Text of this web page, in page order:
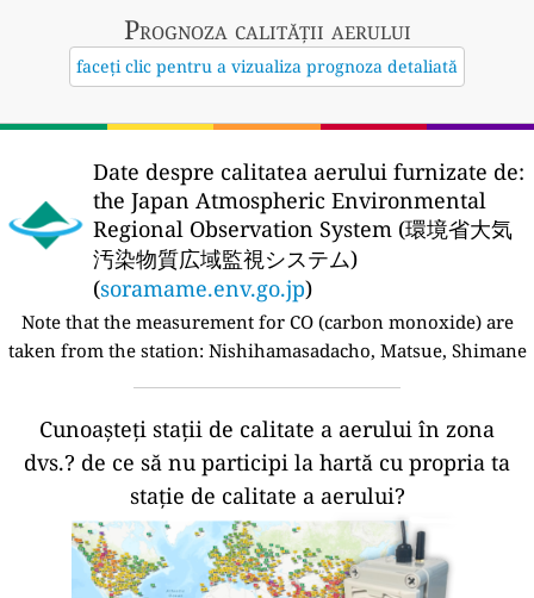
Prognoza calității aerului
faceți clic pentru a vizualiza prognoza detaliată
Date despre calitatea aerului furnizate de:
the Japan Atmospheric Environmental
Regional Observation System (環境省大気
汚染物質広域監視システム)
(soramame.env.go.jp)
Note that the measurement for CO (carbon monoxide) are
taken from the station: Nishihamasadacho, Matsue, Shimane
Cunoașteți stații de calitate a aerului în zona
dvs.? de ce să nu participi la hartă cu propria ta
stație de calitate a aerului?